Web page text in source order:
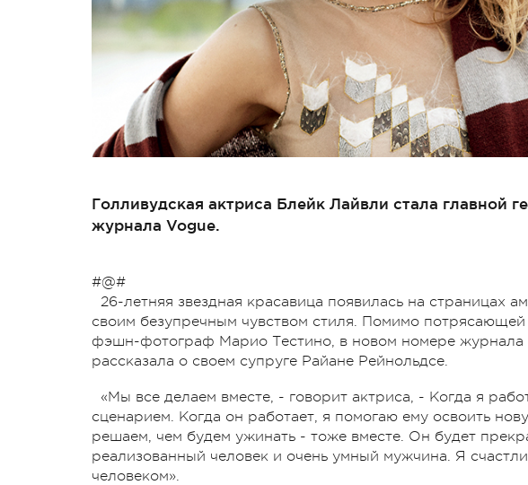
Голливудская актриса Блейк Лайвли стала главной
журнала Vogue.
#@#
26-летняя звездная красавица появилась на страницах
своим безупречным чувством стиля. Помимо
фэшн-фотограф Марио Тестино, в новом номере журнала
рассказала о своем супруге Райане Рейнольдсе.
«Мы все делаем вместе, - говорит актриса, - Когда я
сценарием. Когда он работает, я помогаю ему освоить
решаем, чем будем ужинать - тоже вместе. Он будет
реализованный человек и очень умный мужчина. Я
человеком».